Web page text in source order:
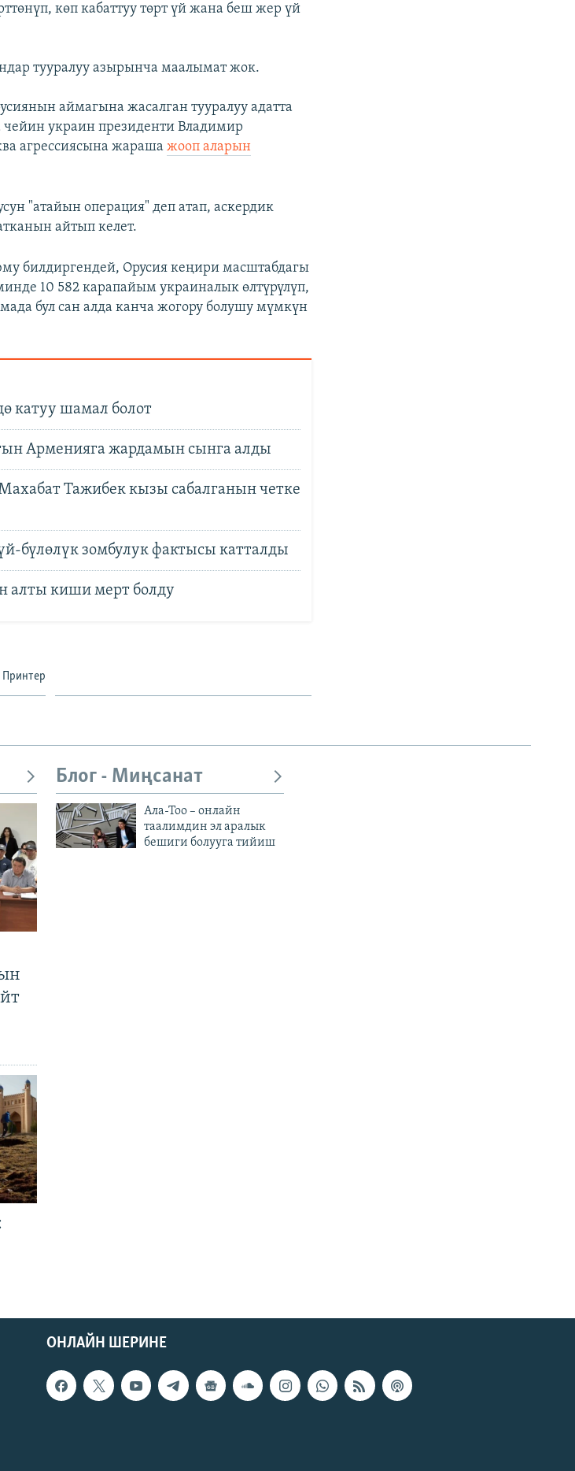
көп кабаттуу төрт үй жана беш жер үй
тууралуу азырынча маалымат жок.
аймагына жасалган тууралуу адатта
чейин украин президенти Владимир
агрессиясына жарашажооп аларын
"атайын операция" деп атап, аскердик
айтып келет.
билдиргендей, Орусия кеңири масштабдагы
10 582 карапайым украиналык өлтүрүлүп,
бул сан алда канча жогору болушу мүмкүн
катуу шамал болот
Арменияга жардамын сынга алды
Тажибек кызы сабалганын четке
бүлөлүк зомбулук фактысы катталды
алты киши мерт болду
Принтер
Блог - Миңсанат
Ала-Тоо – онлайн
таалимдин эл аралык
бешиги болууга тийиш
ОНЛАЙН ШЕРИНЕ